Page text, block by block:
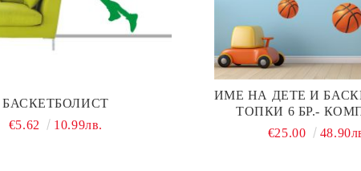
БАСКЕТБОЛИСТ
€5.62
10.99лв.
ИМЕ НА ДЕТЕ И
ТОПКИ 6 БР.-
€25.00